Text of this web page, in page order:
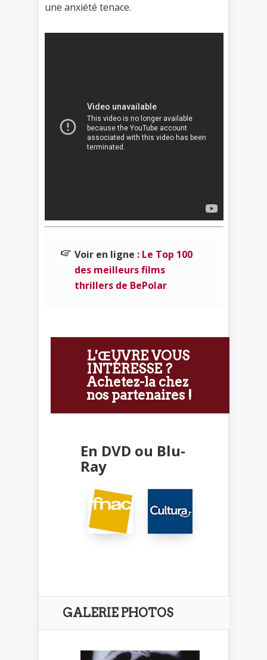
une anxiété tenace.
Voir en ligne : Le Top 100
des meilleurs films
thrillers de BePolar
L'ŒUVRE VOUS
INTÉRESSE ?
Achetez-la chez
nos partenaires !
En DVD ou Blu-
Ray
GALERIE PHOTOS